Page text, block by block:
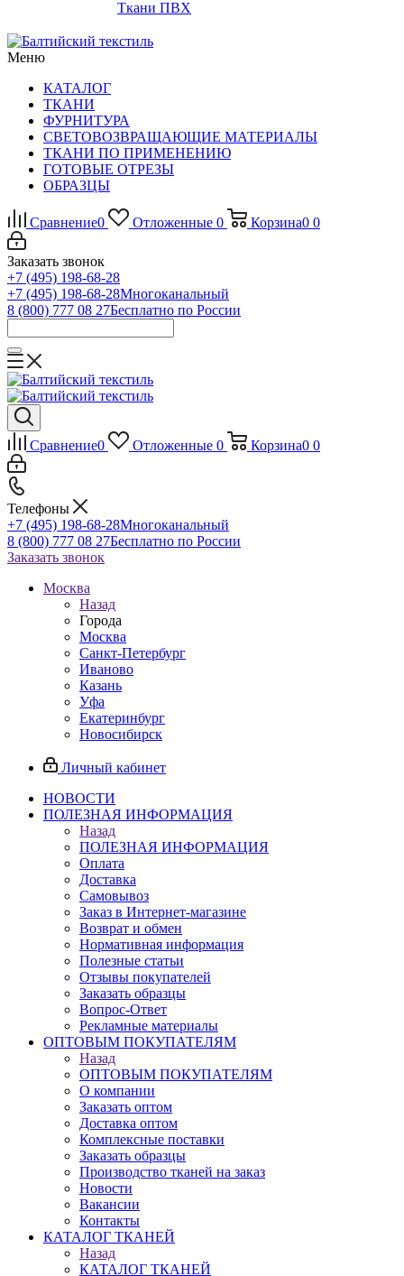
Ткани ПВХ
Меню
КАТАЛОГ
ТКАНИ
ФУРНИТУРА
СВЕТОВОЗВРАЩАЮЩИЕ МАТЕРИАЛЫ
ТКАНИ ПО ПРИМЕНЕНИЮ
ГОТОВЫЕ ОТРЕЗЫ
ОБРАЗЦЫ
Сравнение0 Отложенные 0 Корзина0 0
Заказать звонок
+7 (495) 198-68-28
+7 (495) 198-68-28Многоканальный
8 (800) 777 08 27Бесплатно по России
Сравнение0 Отложенные 0 Корзина0 0
Телефоны
+7 (495) 198-68-28Многоканальный
8 (800) 777 08 27Бесплатно по России
Заказать звонок
Москва
Назад
Города
Москва
Санкт-Петербург
Иваново
Казань
Уфа
Екатеринбург
Новосибирск
Личный кабинет
НОВОСТИ
ПОЛЕЗНАЯ ИНФОРМАЦИЯ
Назад
ПОЛЕЗНАЯ ИНФОРМАЦИЯ
Оплата
Доставка
Самовывоз
Заказ в Интернет-магазине
Возврат и обмен
Нормативная информация
Полезные статьи
Отзывы покупателей
Заказать образцы
Вопрос-Ответ
Рекламные материалы
ОПТОВЫМ ПОКУПАТЕЛЯМ
Назад
ОПТОВЫМ ПОКУПАТЕЛЯМ
О компании
Заказать оптом
Доставка оптом
Комплексные поставки
Заказать образцы
Производство тканей на заказ
Новости
Вакансии
Контакты
КАТАЛОГ ТКАНЕЙ
Назад
КАТАЛОГ ТКАНЕЙ